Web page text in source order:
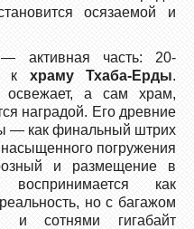
осязаемой и
активная часть: 20-
к храму Тхаба-Ерды.
освежает, а сам храм,
наградой. Его древние
— как финальный штрих
погружения
и размещение в
воспринимается как
но с багажом
и сотнями гигабайт